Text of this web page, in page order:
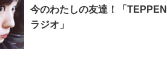
今のわたしの友達！「TEPPEN
ラジオ」